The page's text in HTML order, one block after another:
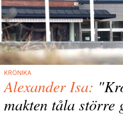
KRÖNIKA
Alexander Isa:
makten tåla större